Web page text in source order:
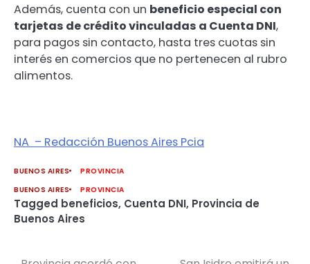
Además, cuenta con un beneficio especial con
tarjetas de crédito vinculadas a Cuenta DNI,
para pagos sin contacto, hasta tres cuotas sin
interés en comercios que no pertenecen al rubro
alimentos.
NA – Redacción Buenos Aires Pcia
BUENOS AIRES
PROVINCIA
BUENOS AIRES
PROVINCIA
Tagged beneficios, Cuenta DNI, Provincia de
Buenos Aires